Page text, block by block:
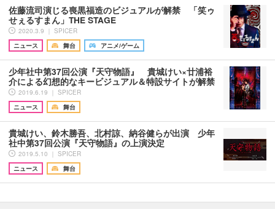
佐藤流司演じる喪黒福造のビジュアルが解禁 「笑ゥ
せぇるすまん」THE STAGE
2020.3.9 ｜ SPICER
ニュース
舞台 アニメ/ゲーム
少年社中第37回公演『天守物語』 貴城けい×廿浦裕
介による幻想的なキービジュアル＆特設サイトが解禁
2019.6.19 ｜ SPICER
ニュース
舞台
貴城けい、鈴木勝吾、北村諒、納谷健らが出演 少年
社中第37回公演『天守物語』の上演決定
2019.5.10 ｜ SPICER
ニュース
舞台